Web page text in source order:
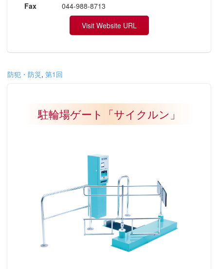
Fax
044-988-8713
Visit Website URL
防犯・防災, 第1回
駐輪場ゲート「サイクルン」